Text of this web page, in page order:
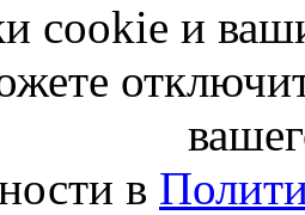
cookie и
в